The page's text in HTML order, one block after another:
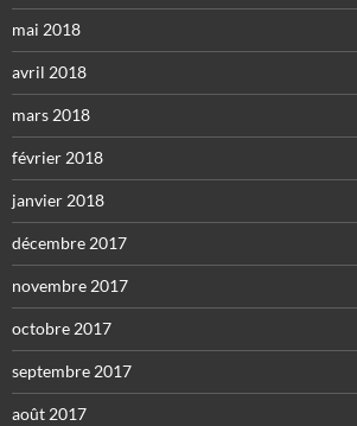
mai 2018
avril 2018
mars 2018
février 2018
janvier 2018
décembre 2017
novembre 2017
octobre 2017
septembre 2017
août 2017